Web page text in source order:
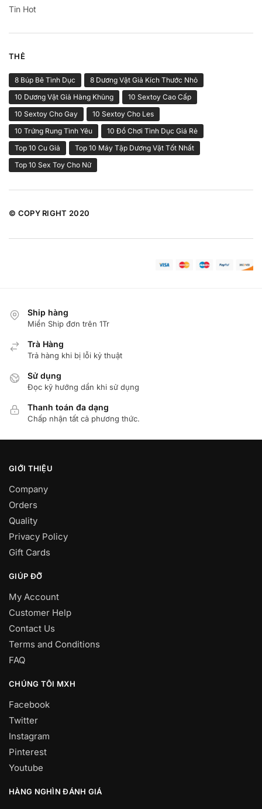
Tin Hot
THẺ
8 Búp Bê Tình Dục
8 Dương Vật Giả Kích Thước Nhỏ
10 Dương Vật Giả Hàng Khủng
10 Sextoy Cao Cấp
10 Sextoy Cho Gay
10 Sextoy Cho Les
10 Trứng Rung Tình Yêu
10 Đồ Chơi Tình Dục Giá Rẻ
Top 10 Cu Giả
Top 10 Máy Tập Dương Vật Tốt Nhất
Top 10 Sex Toy Cho Nữ
© COPY RIGHT 2020
Ship hàng
Miển Ship đơn trên 1Tr
Trà Hàng
Trả hàng khi bị lỗi kỷ thuật
Sử dụng
Đọc kỹ hướng dẩn khi sử dụng
Thanh toán đa dạng
Chấp nhận tất cả phương thức.
GIỚI THIỆU
Company
Orders
Quality
Privacy Policy
Gift Cards
GIÚP ĐỠ
My Account
Customer Help
Contact Us
Terms and Conditions
FAQ
CHÚNG TÔI MXH
Facebook
Twitter
Instagram
Pinterest
Youtube
HÀNG NGHÌN ĐÁNH GIÁ